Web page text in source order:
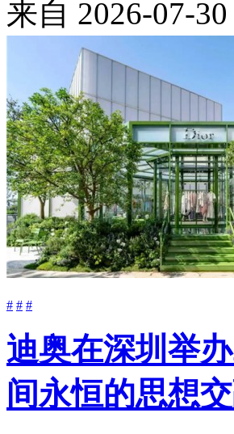
来自 2026-07-30
# # #
迪奥在深圳举
间永恒的思想